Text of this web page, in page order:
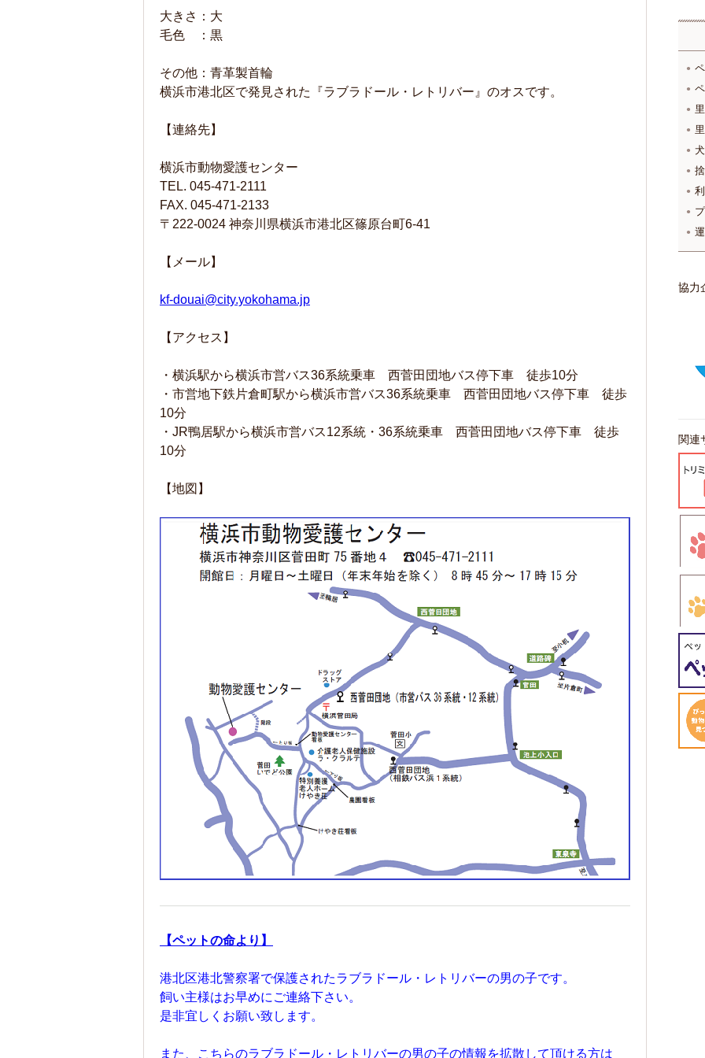
大きさ：大
毛色 ：黒
その他：青革製首輪
横浜市港北区で発見された『ラブラドール・レトリバー』のオスです。
【連絡先】
横浜市動物愛護センター
TEL. 045-471-2111
FAX. 045-471-2133
〒222-0024 神奈川県横浜市港北区篠原台町6-41
【メール】
kf-douai@city.yokohama.jp
【アクセス】
・横浜駅から横浜市営バス36系統乗車 西菅田団地バス停下車 徒歩10分
・市営地下鉄片倉町駅から横浜市営バス36系統乗車 西菅田団地バス停下車 徒歩
10分
・JR鴨居駅から横浜市営バス12系統・36系統乗車 西菅田団地バス停下車 徒歩
10分
【地図】
【ペットの命より】
港北区港北警察署で保護されたラブラドール・レトリバーの男の子です。
飼い主様はお早めにご連絡下さい。
是非宜しくお願い致します。
また、こちらのラブラドール・レトリバーの男の子の情報を拡散して頂ける方は
協力
関連